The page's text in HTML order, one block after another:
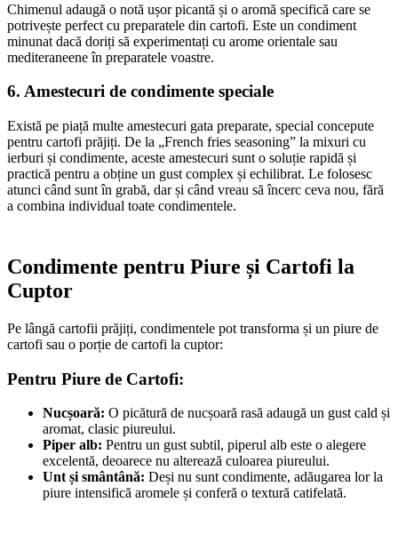
Chimenul adaugă o notă ușor picantă și o aromă specifică care se
potrivește perfect cu preparatele din cartofi. Este un condiment
minunat dacă doriți să experimentați cu arome orientale sau
mediteraneene în preparatele voastre.
6. Amestecuri de condimente speciale
Există pe piață multe amestecuri gata preparate, special concepute
pentru cartofi prăjiți. De la „French fries seasoning” la mixuri cu
ierburi și condimente, aceste amestecuri sunt o soluție rapidă și
practică pentru a obține un gust complex și echilibrat. Le folosesc
atunci când sunt în grabă, dar și când vreau să încerc ceva nou, fără
a combina individual toate condimentele.
Condimente pentru Piure și Cartofi la
Cuptor
Pe lângă cartofii prăjiți, condimentele pot transforma și un piure de
cartofi sau o porție de cartofi la cuptor:
Pentru Piure de Cartofi:
Nucșoară: O picătură de nucșoară rasă adaugă un gust cald și
aromat, clasic piureului.
Piper alb: Pentru un gust subtil, piperul alb este o alegere
excelentă, deoarece nu alterează culoarea piureului.
Unt și smântână: Deși nu sunt condimente, adăugarea lor la
piure intensifică aromele și conferă o textură catifelată.